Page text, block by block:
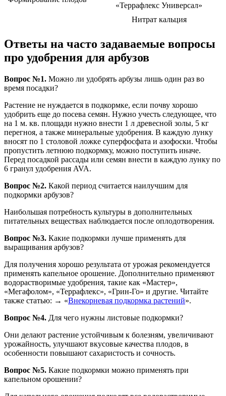
«Террафлекс Универсал»
Нитрат кальция
Ответы на часто задаваемые вопросы
про удобрения для арбузов
Вопрос №1. Можно ли удобрять арбузы лишь один раз во
время посадки?
Растение не нуждается в подкормке, если почву хорошо
удобрить еще до посева семян. Нужно учесть следующее, что
на 1 м. кв. площади нужно внести 1 л древесной золы, 5 кг
перегноя, а также минеральные удобрения. В каждую лунку
вносят по 1 столовой ложке суперфосфата и азофоски. Чтобы
пропустить летнюю подкормку, можно поступить иначе.
Перед посадкой рассады или семян внести в каждую лунку по
6 гранул удобрения AVA.
Вопрос №2. Какой период считается наилучшим для
подкормки арбузов?
Наибольшая потребность культуры в дополнительных
питательных веществах наблюдается после оплодотворения.
Вопрос №3. Какие подкормки лучше применять для
выращивания арбузов?
Для получения хорошо результата от урожая рекомендуется
применять капельное орошение. Дополнительно применяют
водорастворимые удобрения, такие как «Мастер»,
«Мегафолом», «Террафлекс», «Грин-Го» и другие. Читайте
также статью: → «Внекорневая подкормка растений».
Вопрос №4. Для чего нужны листовые подкормки?
Они делают растение устойчивым к болезням, увеличивают
урожайность, улучшают вкусовые качества плодов, в
особенности повышают сахаристость и сочность.
Вопрос №5. Какие подкормки можно применять при
капельном орошении?